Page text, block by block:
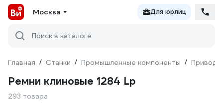
Москва Для юрлиц
Поиск в каталоге
Главная / Станки / Промышленные компоненты /
Ремни клиновые 1284 Lp
293 товара